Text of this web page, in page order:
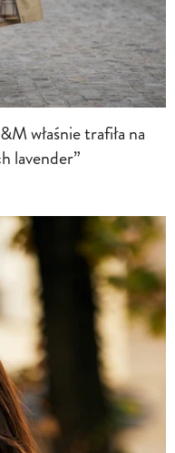
właśnie trafiła na
lavender”